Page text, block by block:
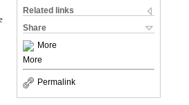
Related links
Share
More
More
Permalink